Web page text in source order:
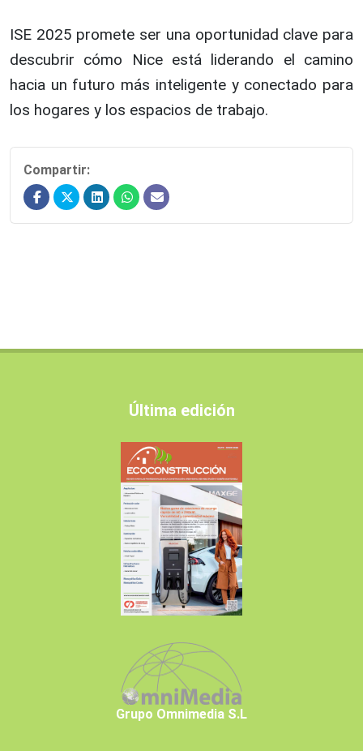
ISE 2025 promete ser una oportunidad clave para
descubrir cómo Nice está liderando el camino
hacia un futuro más inteligente y conectado para
los hogares y los espacios de trabajo.
Compartir:
Última edición
Grupo Omnimedia S.L